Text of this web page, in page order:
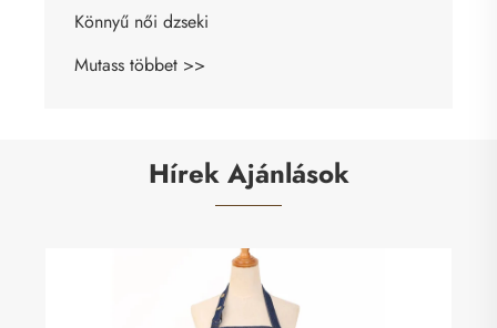
Könnyű női dzseki
Mutass többet >>
Hírek Ajánlások